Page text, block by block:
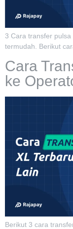
3 Cara transfer
termudah. Berikut
Cara
ke
Berikut 3 cara